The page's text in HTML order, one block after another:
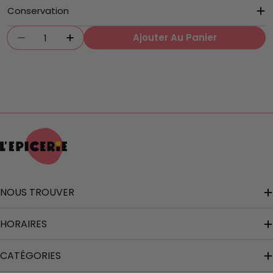
Conservation
Quantité
Diminuer La Quantité Pour Huile
Augmenter La Quantité Pour Huile
Ajouter Au Panier
NOUS TROUVER
HORAIRES
CATÉGORIES